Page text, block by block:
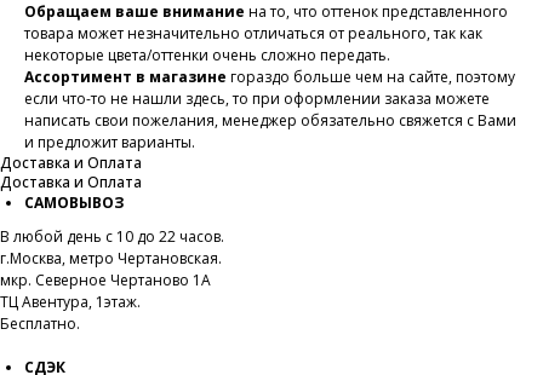
Обращаем ваше внимание на то, что оттенок представленного
товара может незначительно отличаться от реального, так как
некоторые цвета/оттенки очень сложно передать.
Ассортимент в магазине гораздо больше чем на сайте, поэтому
если что-то не нашли здесь, то при оформлении заказа можете
написать свои пожелания, менеджер обязательно свяжется с Вами
и предложит варианты.
Доставка и Оплата
Доставка и Оплата
САМОВЫВОЗ
В любой день с 10 до 22 часов.
г.Москва, метро Чертановская.
мкр. Северное Чертаново 1А
ТЦ Авентура, 1этаж.
Бесплатно.
СДЭК